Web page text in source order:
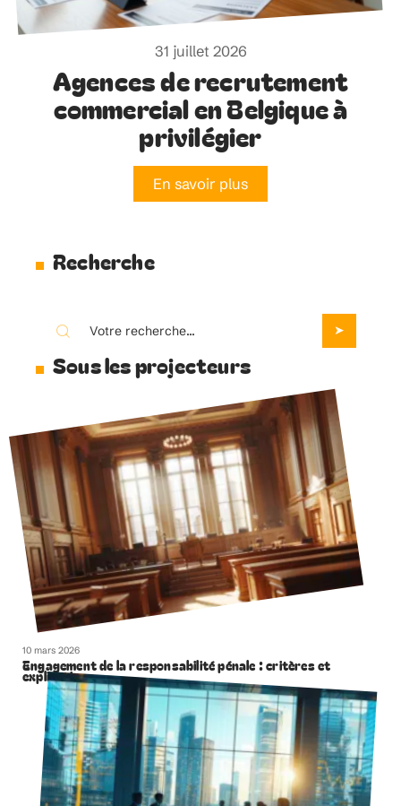
En savoir plus
Agences de recrutement
commercial en Belgique à
privilégier
En savoir plus
Recherche
Sous les projecteurs